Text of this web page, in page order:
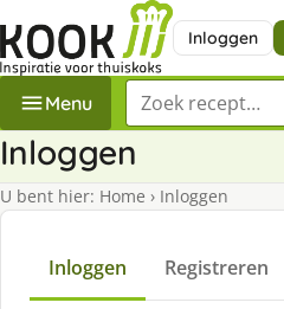
Inloggen
Menu Zoek een recept
Inloggen
U bent hier: Home › Inloggen
Inloggen Registreren